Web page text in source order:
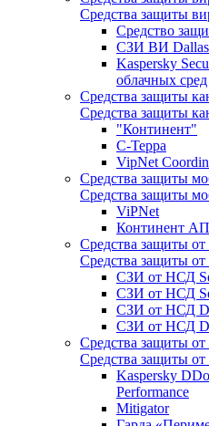
Средства защиты
Средство
СЗИ ВИ
Kaspersky
облачных сред
Средства защиты
Средства защиты
"Континент"
С-Терра
VipNet
Средства защиты
Средства защиты
ViPNet
Континент
Средства защиты
Средства защиты
СЗИ от НСД
СЗИ от НСД
СЗИ от НСД
СЗИ от НСД
Средства защиты от
Средства защиты от
Kaspersky
Performance
Mitigator